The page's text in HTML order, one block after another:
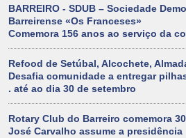
BARREIRO - SDUB – Sociedade
Barreirense «Os Franceses»
Comemora 156 anos ao serviço da
Refood de Setúbal, Alcochete,
Desafia comunidade a entregar
. até ao dia 30 de setembro
Rotary Club do Barreiro comemora
José Carvalho assume a presidência